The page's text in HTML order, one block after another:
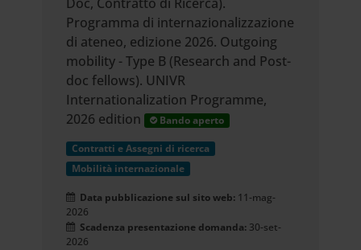
Programma di internazionalizzazione
di ateneo, edizione 2026. Outgoing
mobility - Type B (Research and Post-
doc fellows). UNIVR
Internationalization Programme,
2026 edition
Bando aperto
Contratti e Assegni di ricerca
Mobilità internazionale
Data pubblicazione sul sito web: 11-mag-
2026
Scadenza presentazione domanda: 30-set-
2026